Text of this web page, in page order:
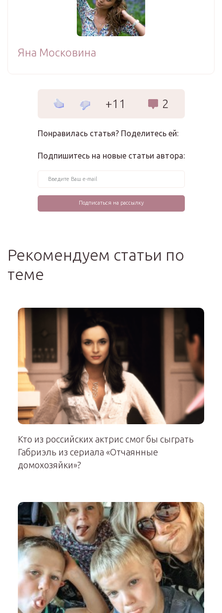
Яна Московина
+11 2
Понравилась статья? Поделитесь ей:
Подпишитесь на новые статьи автора:
Рекомендуем статьи по
теме
Кто из российских актрис смог бы сыграть
Габриэль из сериала «Отчаянные
домохозяйки»?